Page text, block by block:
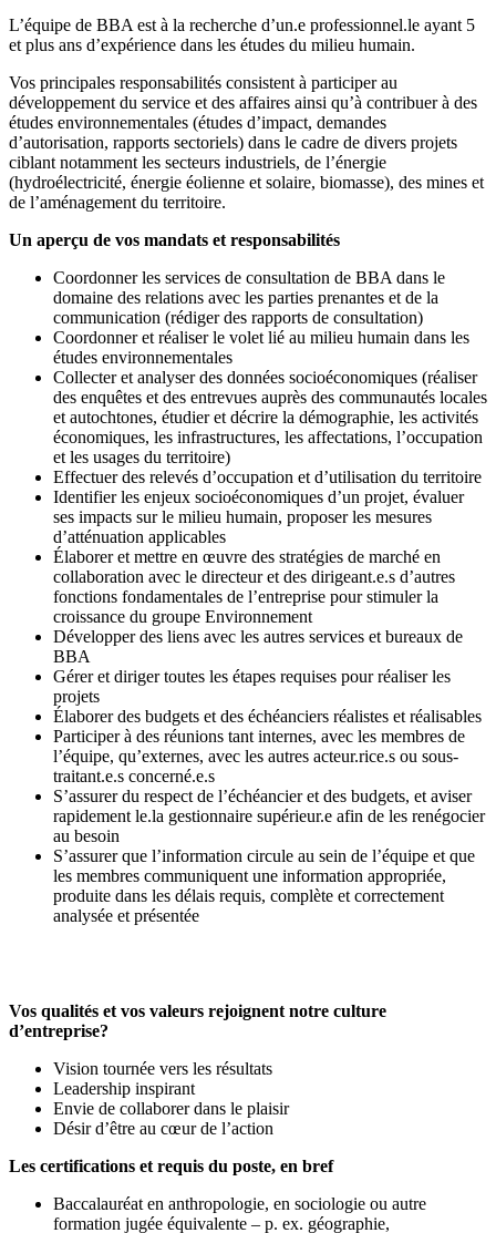
L’équipe de BBA est à la recherche d’un.e professionnel.le ayant 5
et plus ans d’expérience dans les études du milieu humain.
Vos principales responsabilités consistent à participer au
développement du service et des affaires ainsi qu’à contribuer à des
études environnementales (études d’impact, demandes
d’autorisation, rapports sectoriels) dans le cadre de divers projets
ciblant notamment les secteurs industriels, de l’énergie
(hydroélectricité, énergie éolienne et solaire, biomasse), des mines et
de l’aménagement du territoire.
Un aperçu de vos mandats et responsabilités
Coordonner les services de consultation de BBA dans le
domaine des relations avec les parties prenantes et de la
communication (rédiger des rapports de consultation)
Coordonner et réaliser le volet lié au milieu humain dans les
études environnementales
Collecter et analyser des données socioéconomiques (réaliser
des enquêtes et des entrevues auprès des communautés locales
et autochtones, étudier et décrire la démographie, les activités
économiques, les infrastructures, les affectations, l’occupation
et les usages du territoire)
Effectuer des relevés d’occupation et d’utilisation du territoire
Identifier les enjeux socioéconomiques d’un projet, évaluer
ses impacts sur le milieu humain, proposer les mesures
d’atténuation applicables
Élaborer et mettre en œuvre des stratégies de marché en
collaboration avec le directeur et des dirigeant.e.s d’autres
fonctions fondamentales de l’entreprise pour stimuler la
croissance du groupe Environnement
Développer des liens avec les autres services et bureaux de
BBA
Gérer et diriger toutes les étapes requises pour réaliser les
projets
Élaborer des budgets et des échéanciers réalistes et réalisables
Participer à des réunions tant internes, avec les membres de
l’équipe, qu’externes, avec les autres acteur.rice.s ou sous-
traitant.e.s concerné.e.s
S’assurer du respect de l’échéancier et des budgets, et aviser
rapidement le.la gestionnaire supérieur.e afin de les renégocier
au besoin
S’assurer que l’information circule au sein de l’équipe et que
les membres communiquent une information appropriée,
produite dans les délais requis, complète et correctement
analysée et présentée
Vos qualités et vos valeurs rejoignent notre culture
d’entreprise?
Vision tournée vers les résultats
Leadership inspirant
Envie de collaborer dans le plaisir
Désir d’être au cœur de l’action
Les certifications et requis du poste, en bref
Baccalauréat en anthropologie, en sociologie ou autre
formation jugée équivalente – p. ex. géographie,